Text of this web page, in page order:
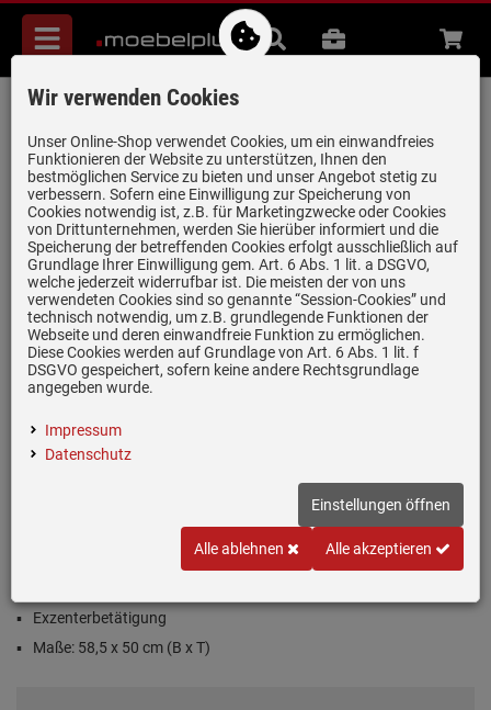
Menü
Suche
B2B Beratung
Blanco Andano 340/180-IF/A - 525 247
Edelstahlspüle Seidenglanz
Artikel-Nummer:19969750 | Herstellernummer: 525247 |
EAN:4020684711944
Einloggen und Bewertung schreiben
Einbau- / Flächenbündige Spüle Edelstahl Seidenglanz
Exzenterbetätigung
Maße: 58,5 x 50 cm (B x T)
Wir verwenden Cookies
Unser Online-Shop verwendet Cookies, um ein einwandfreies
Funktionieren der Website zu unterstützen, Ihnen den
bestmöglichen Service zu bieten und unser Angebot stetig zu
verbessern. Sofern eine Einwilligung zur Speicherung von
Cookies notwendig ist, z.B. für Marketingzwecke oder Cookies
von Drittunternehmen, werden Sie hierüber informiert und die
Speicherung der betreffenden Cookies erfolgt ausschließlich auf
Grundlage Ihrer Einwilligung gem. Art. 6 Abs. 1 lit. a DSGVO,
welche jederzeit widerrufbar ist. Die meisten der von uns
verwendeten Cookies sind so genannte “Session-Cookies” und
technisch notwendig, um z.B. grundlegende Funktionen der
Webseite und deren einwandfreie Funktion zu ermöglichen.
Diese Cookies werden auf Grundlage von Art. 6 Abs. 1 lit. f
DSGVO gespeichert, sofern keine andere Rechtsgrundlage
angegeben wurde.
Impressum
Datenschutz
Einstellungen öffnen
Alle ablehnen Alle akzeptieren